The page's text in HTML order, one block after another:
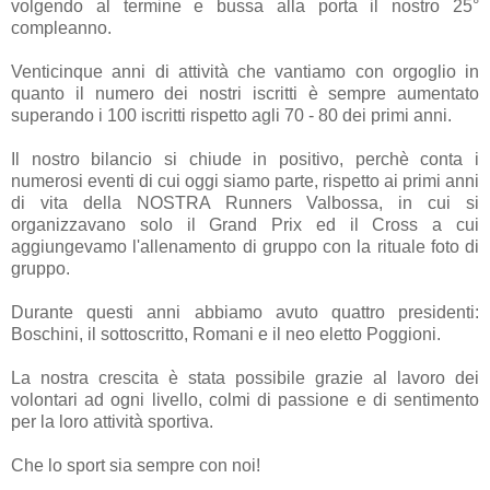
volgendo al termine e bussa alla porta il nostro 25°
compleanno.
Venticinque anni di attività che vantiamo con orgoglio in
quanto il numero dei nostri iscritti è sempre aumentato
superando i 100 iscritti rispetto agli 70 - 80 dei primi anni.
Il nostro bilancio si chiude in positivo, perchè conta i
numerosi eventi di cui oggi siamo parte, rispetto ai primi anni
di vita della NOSTRA Runners Valbossa, in cui si
organizzavano solo il Grand Prix ed il Cross a cui
aggiungevamo l'allenamento di gruppo con la rituale foto di
gruppo.
Durante questi anni abbiamo avuto quattro presidenti:
Boschini, il sottoscritto, Romani e il neo eletto Poggioni.
La nostra crescita è stata possibile grazie al lavoro dei
volontari ad ogni livello, colmi di passione e di sentimento
per la loro attività sportiva.
Che lo sport sia sempre con noi!